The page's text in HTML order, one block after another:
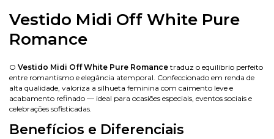
Vestido Midi Off White Pure
Romance
O Vestido Midi Off White Pure Romance traduz o equilíbrio perfeito
entre romantismo e elegância atemporal. Confeccionado em renda de
alta qualidade, valoriza a silhueta feminina com caimento leve e
acabamento refinado — ideal para ocasiões especiais, eventos sociais e
celebrações sofisticadas.
Benefícios e Diferenciais